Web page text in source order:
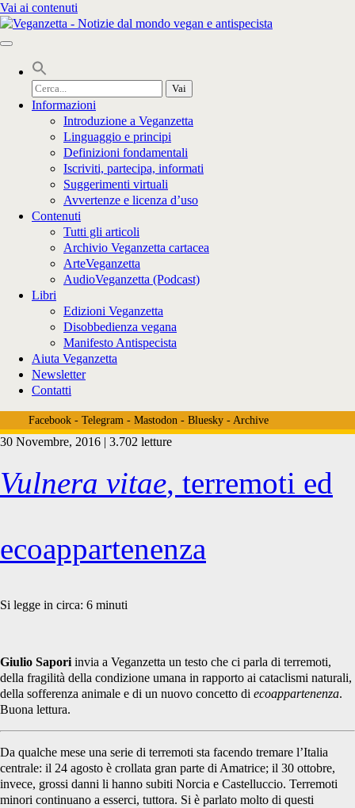
Vai ai contenuti
Cerca
per:
Informazioni
Introduzione a Veganzetta
Linguaggio e principi
Definizioni fondamentali
Iscriviti, partecipa, informati
Suggerimenti virtuali
Avvertenze e licenza d’uso
Contenuti
Tutti gli articoli
Archivio Veganzetta cartacea
ArteVeganzetta
AudioVeganzetta (Podcast)
Libri
Edizioni Veganzetta
Disobbedienza vegana
Manifesto Antispecista
Aiuta Veganzetta
Newsletter
Contatti
Facebook- Telegram- Mastodon- Bluesky- Archive
Tag:
Sapori</span>
30 Novembre, 2016 | 3.702 letture
Vulnera vitae, terremoti ed
ecoappartenenza
Si legge in circa: 6 minuti
Giulio Sapori invia a Veganzetta un testo che ci parla di terremoti,
della fragilità della condizione umana in rapporto ai cataclismi naturali,
della sofferenza animale e di un nuovo concetto di ecoappartenenza.
Buona lettura.
Da qualche mese una serie di terremoti sta facendo tremare l’Italia
centrale: il 24 agosto è crollata gran parte di Amatrice; il 30 ottobre,
invece, grossi danni li hanno subiti Norcia e Castelluccio. Terremoti
minori continuano a esserci, tuttora. Si è parlato molto di questi